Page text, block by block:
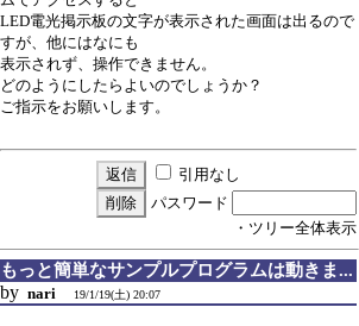
LED電光掲示板の文字が表示された画面は出るので
すが、他にはなにも
表示されず、操作できません。
どのようにしたらよいのでしょうか？
ご指示をお願いします。
引用なし
パスワード
・ツリー全体表示
もっと簡単なサンプルプログラムは動きま...
by nari 19/1/19(土) 20:07